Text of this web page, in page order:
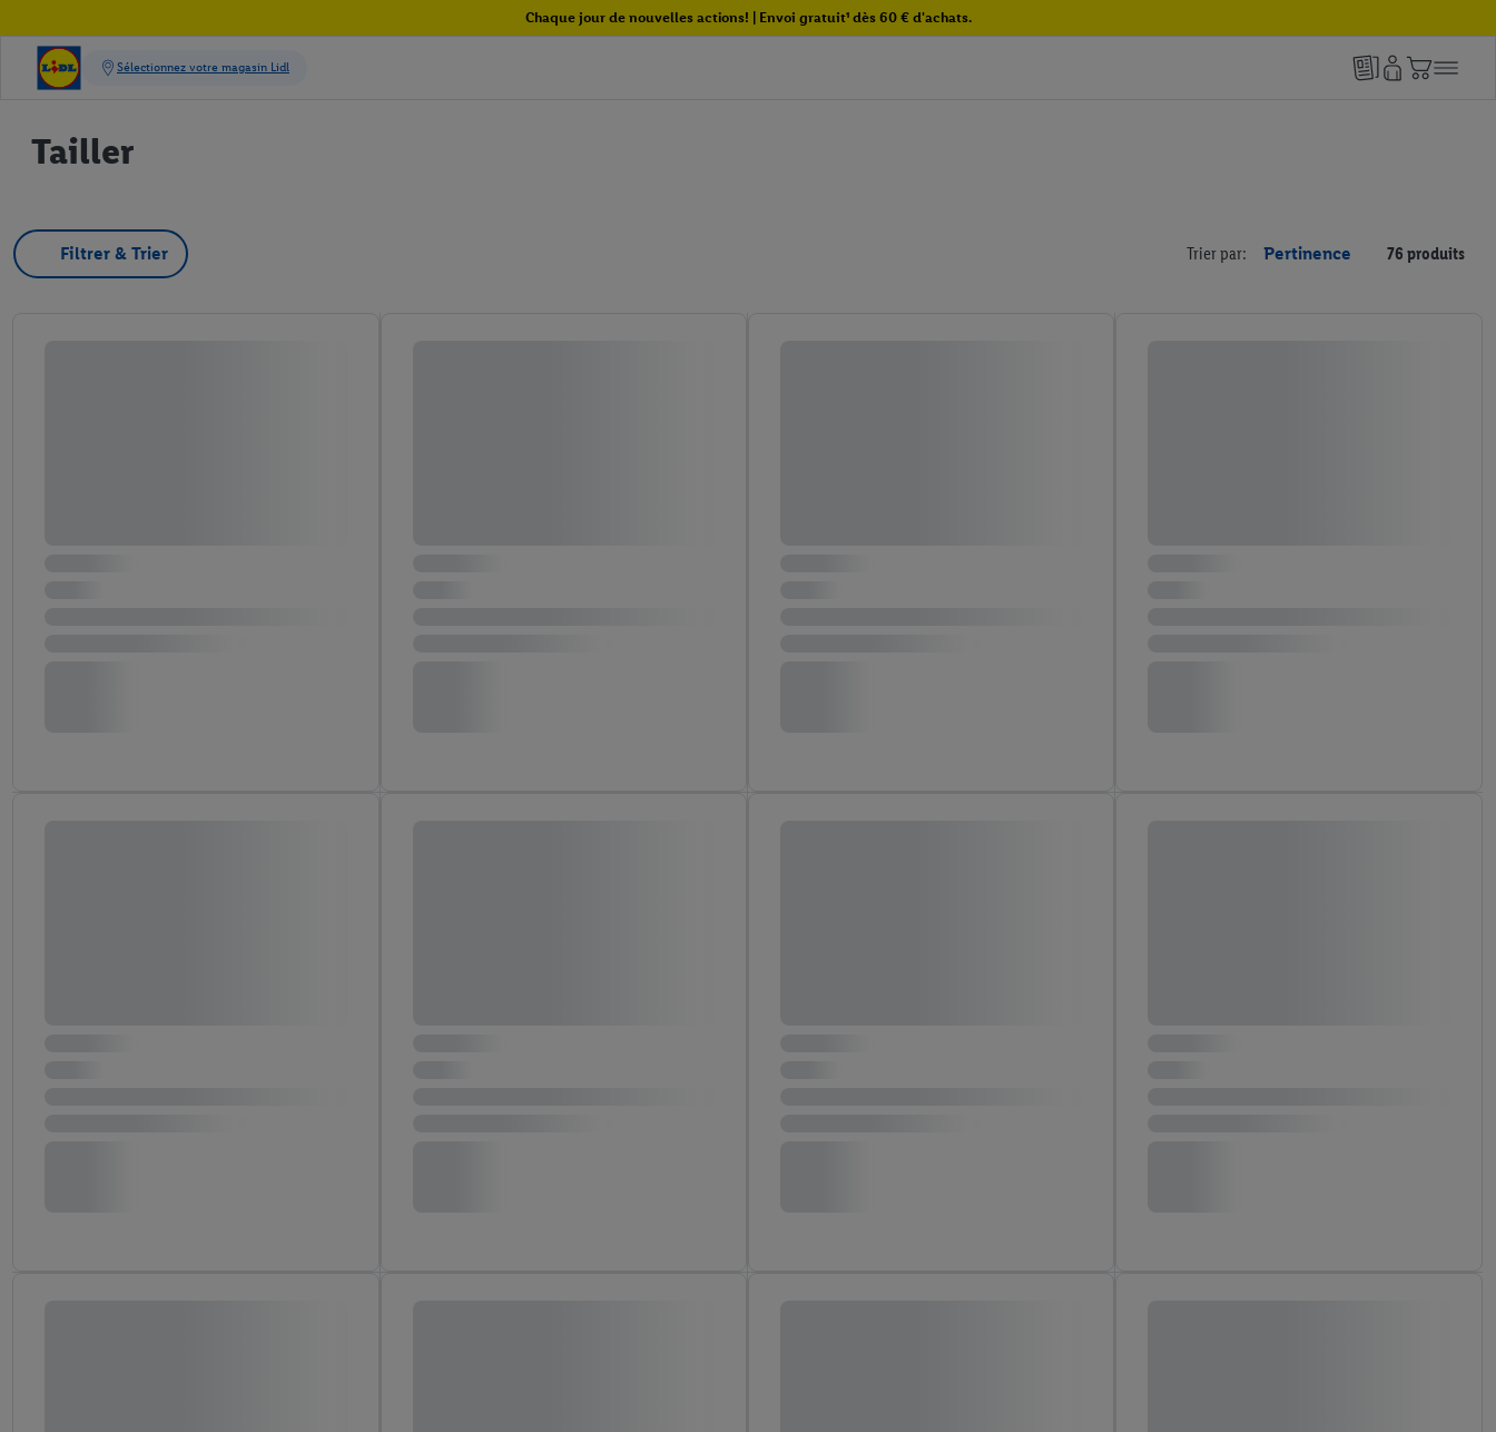
Chaque jour de nouvelles actions! | Envoi gratuit¹ dès 60 € d'achats.
Tailler
Filtrer & Trier Trier par: Pertinence 76 produits